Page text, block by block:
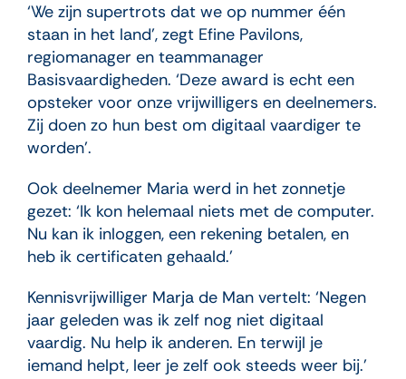
‘We zijn supertrots dat we op nummer één
staan in het land’, zegt Efine Pavilons,
regiomanager en teammanager
Basisvaardigheden. ‘Deze award is echt een
opsteker voor onze vrijwilligers en deelnemers.
Zij doen zo hun best om digitaal vaardiger te
worden’.
Ook deelnemer Maria werd in het zonnetje
gezet: ‘Ik kon helemaal niets met de computer.
Nu kan ik inloggen, een rekening betalen, en
heb ik certificaten gehaald.’
Kennisvrijwilliger Marja de Man vertelt: ‘Negen
jaar geleden was ik zelf nog niet digitaal
vaardig. Nu help ik anderen. En terwijl je
iemand helpt, leer je zelf ook steeds weer bij.’